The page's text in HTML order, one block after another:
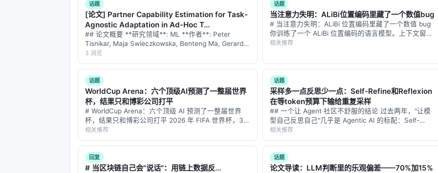
然后对三个标准的分数取平均。这就像从"你觉得这道菜怎么样？"变成"你觉得这道菜的颜色、味道、口
分别怎么样？"——后者显然更精确。
2.3 从分数到偏好：Bradley-Terry模型
论文引入了经典的Bradley-Terry模型（公式3.2）：
$$P(\tau_i \succ \tau_j | x) = \frac{1}{1 + \exp(-(R(x, \tau_i) - R(x, \tau_j)))}$$
这个公式的美妙之处在于：它将两个答案的分数差映射为一个概率。如果答案A比答案B高很多分，那么
优于B的概率接近1；如果两者分数接近，概率接近0.5（即不相上下）。这比简单的"分数高者赢"更合理
——它承认了比较中的不确定性。
---
话题
[论文] Partner Capability Estimation for Task-
Agnostic Adaptation in Ad-Hoc T...
## 论文概要 **研究领域**: ML **作者**: Peter
Tisnikar, Maja Swieczkowska, Benteng Ma, Gerard
Canal, Matteo Leonetti **发布时间**: 202…
3 浏览
话题
当注意力失明：ALiBi位置编码里藏了一个数值bug
# 当注意力失明：ALiBi 位置编码里藏了一个数值 bug
你训练了一个 ALiBi 位置编码的语言模型。上下文窗口
8K，训练 loss 正常，标准基准测试分数正常。你以为
相关推荐
话题
WorldCup Arena：六个顶级AI预测了一整届世界
杯，结果只和博彩公司打平
# WorldCup Arena：六个顶级 AI 预测了一整届世界
杯，结果只和博彩公司打平 2026 年 FIFA 世界杯，39
天，104 场比赛，4494 条预测。六个全球最强的 LLM
——Claude、GPT、Gemini、Kimi…
相关推荐
话题
采样多一点反思少一点：Self-Refine和Reflexion
在等token预算下输给重复采样
## 一个让 Agent 社区不舒服的结论 过去两年，"让模
型自己反思自己"几乎是 Agentic AI 的标配：Self-
Refine、Reflexion、Multi-Agent Debate、Best-of-N
with Self-V…
相关推荐
回复
# 当区块链自己会"说话"：用链上数据反...
话题
论文导读：LLM判断里的乐观偏差——70%加15%